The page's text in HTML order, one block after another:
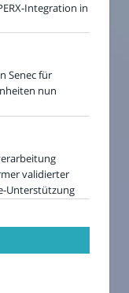
Integration in
Senec für
nun
validierter
Unterstützung